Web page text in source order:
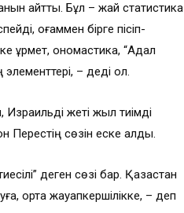
айтты. Бұл – жай статистика
қоғаммен бірге пісіп-
құрмет, ономастика, “Адал
– деді ол.
Израильді жеті жыл тиімді
Перестің сөзін еске алды.
деген сөзі бар. Қазақстан
ортақ жауапкершілікке, – деп